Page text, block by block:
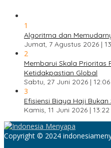
1
Algoritma dan
Jumat, 7 Agustus 2026 |
2
Membarui Skala Prioritas
Ketidakpastian Global
Sabtu, 27 Juni 2026 |
3
Efisiensi Biaya Haji
Kamis, 11 Juni 2026 | 13:22
Copyright © 2024